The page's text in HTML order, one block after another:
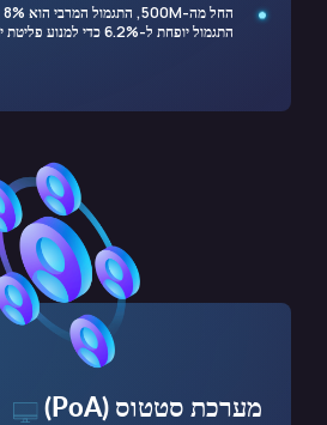
התגמול יופחת ל-6.2% כדי למנוע פליטת יתר
מערכת סטטוס (PoA)